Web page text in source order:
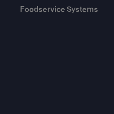
Foodservice Systems